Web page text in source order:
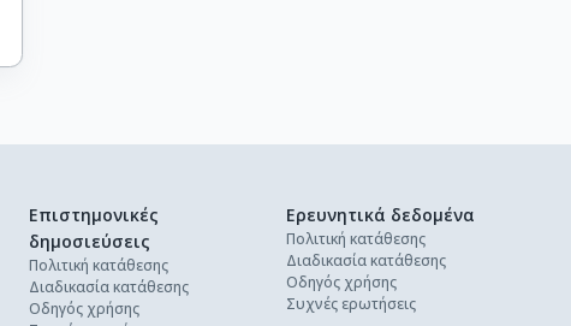
Επιστημονικές
δημοσιεύσεις
Πολιτική κατάθεσης
Διαδικασία κατάθεσης
Οδηγός χρήσης
Ερευνητικά δεδομένα
Πολιτική κατάθεσης
Διαδικασία κατάθεσης
Οδηγός χρήσης
Συχνές ερωτήσεις